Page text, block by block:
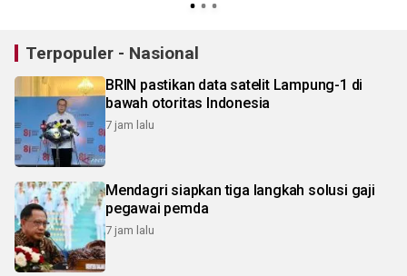
Terpopuler - Nasional
BRIN pastikan data satelit Lampung-1 di
bawah otoritas Indonesia
7 jam lalu
Mendagri siapkan tiga langkah solusi gaji
pegawai pemda
7 jam lalu